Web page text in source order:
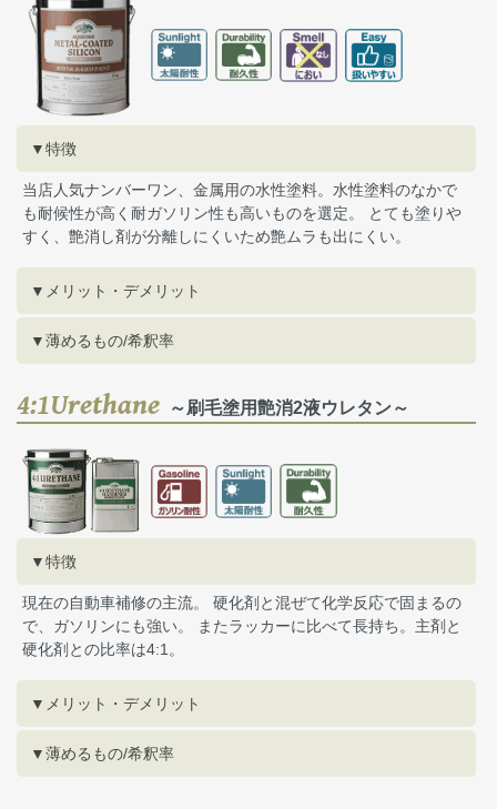
▼特徴
当店人気ナンバーワン、金属用の水性塗料。水性塗料のなかで
も耐候性が高く耐ガソリン性も高いものを選定。 とても塗りや
すく、艶消し剤が分離しにくいため艶ムラも出にくい。
▼メリット・デメリット
▼薄めるもの/希釈率
4:1Urethane ～刷毛塗用艶消2液ウレタン～
▼特徴
現在の自動車補修の主流。 硬化剤と混ぜて化学反応で固まるの
で、ガソリンにも強い。 またラッカーに比べて長持ち。主剤と
硬化剤との比率は4:1。
▼メリット・デメリット
▼薄めるもの/希釈率